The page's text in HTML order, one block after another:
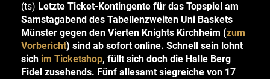
(ts) Letzte Ticket-Kontingente für das Topspiel am
Samstagabend des Tabellenzweiten Uni Baskets
Münster gegen den Vierten Knights Kirchheim (zum
Vorbericht) sind ab sofort online. Schnell sein lohnt
sich im Ticketshop, füllt sich doch die Halle Berg
Fidel zusehends. Fünf allesamt siegreiche von 17